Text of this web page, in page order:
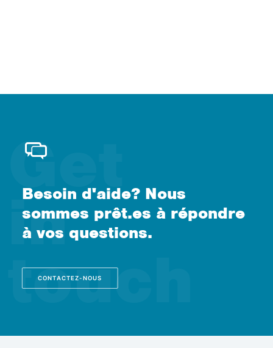
Besoin d'aide? Nous
sommes prêt.es à répondre
à vos questions.
CONTACTEZ-NOUS